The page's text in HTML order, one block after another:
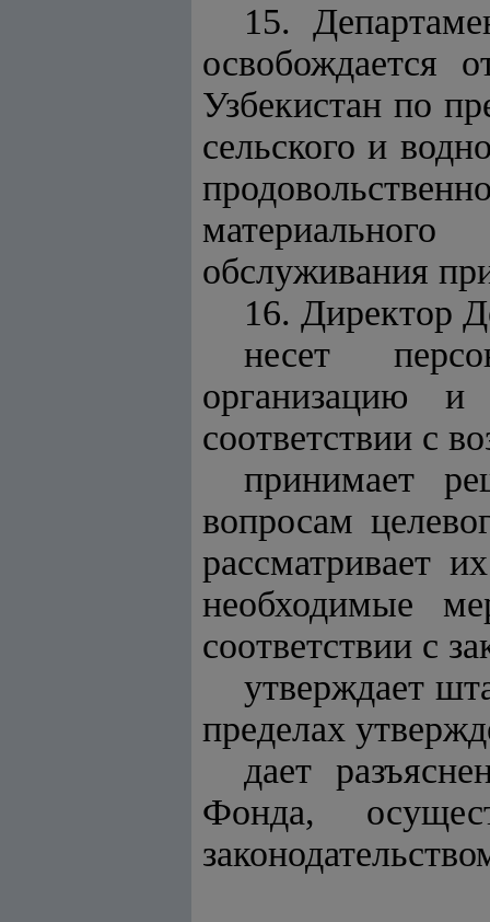
15.
освобождается
Узбекистан по
сельского и
обслуживания
16. Директор
несет
организацию и
соответствии с
принимает
вопросам
рассматривает
необходимые
соответствии с
утверждает
пределах
дает
Фонда,